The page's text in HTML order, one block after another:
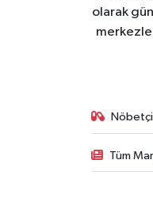
olarak
Tüm